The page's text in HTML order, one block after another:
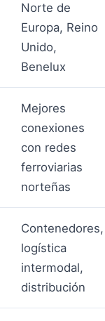
Norte de
Europa, Reino
Unido,
Benelux
Mejores
conexiones
con redes
ferroviarias
norteñas
Contenedores,
logística
intermodal,
distribución